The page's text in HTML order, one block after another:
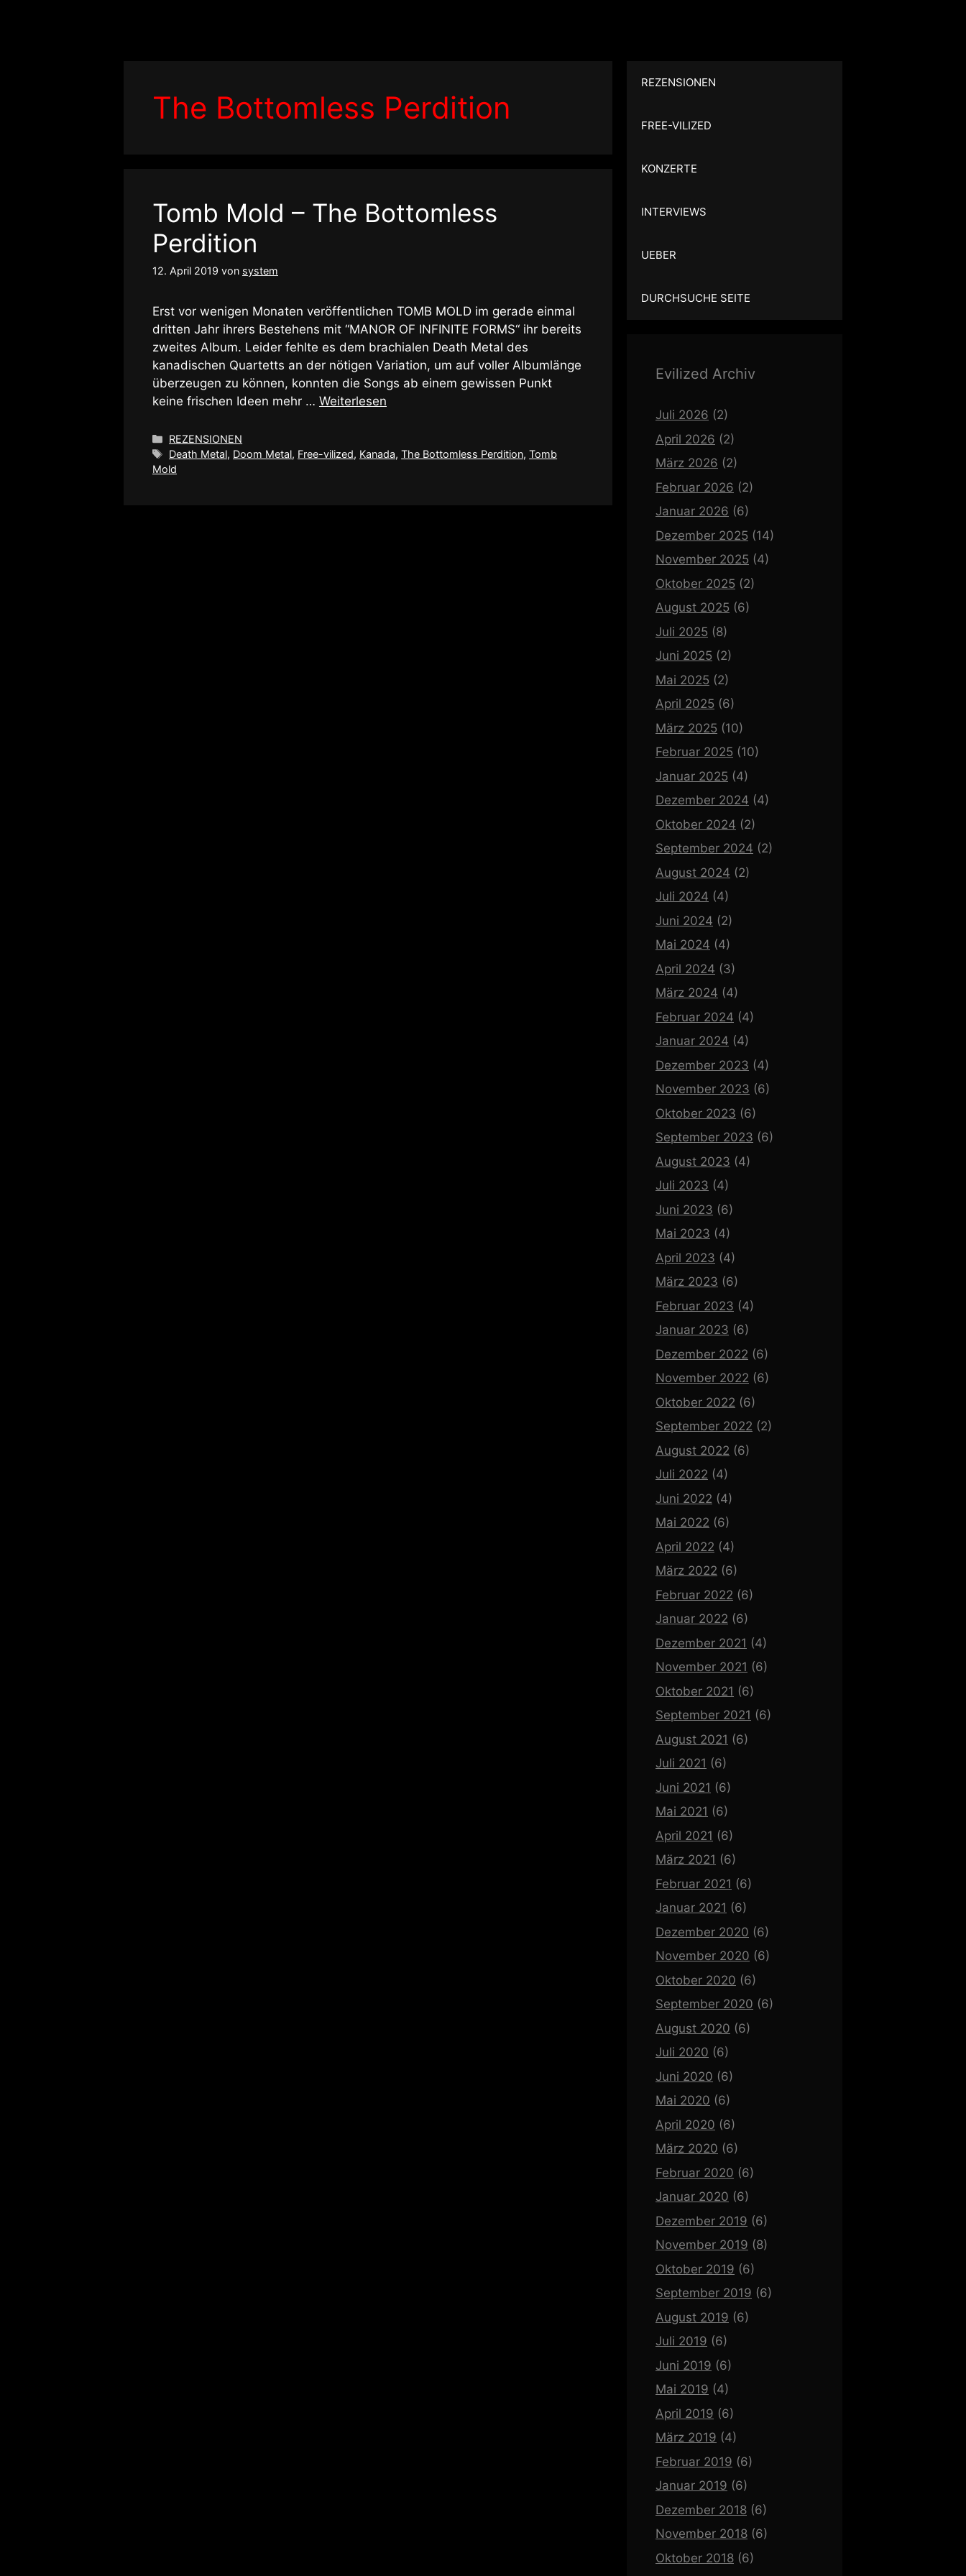
The Bottomless Perdition
Tomb Mold – The Bottomless
Perdition
12. April 2019 von system
Erst vor wenigen Monaten veröffentlichen TOMB MOLD im gerade einmal
dritten Jahr ihrers Bestehens mit “MANOR OF INFINITE FORMS“ ihr bereits
zweites Album. Leider fehlte es dem brachialen Death Metal des
kanadischen Quartetts an der nötigen Variation, um auf voller Albumlänge
überzeugen zu können, konnten die Songs ab einem gewissen Punkt
keine frischen Ideen mehr … Weiterlesen
Kategorien
REZENSIONEN
Schlagwörter
Death Metal, Doom Metal, Free-vilized, Kanada,The Bottomless Perdition,Tomb
Mold
REZENSIONEN
FREE-VILIZED
KONZERTE
INTERVIEWS
UEBER
DURCHSUCHE SEITE
Evilized Archiv
Juli 2026 (2)
April 2026 (2)
März 2026 (2)
Februar 2026 (2)
Januar 2026 (6)
Dezember 2025 (14)
November 2025 (4)
Oktober 2025 (2)
August 2025 (6)
Juli 2025 (8)
Juni 2025 (2)
Mai 2025 (2)
April 2025 (6)
März 2025 (10)
Februar 2025 (10)
Januar 2025 (4)
Dezember 2024 (4)
Oktober 2024 (2)
September 2024 (2)
August 2024 (2)
Juli 2024 (4)
Juni 2024 (2)
Mai 2024 (4)
April 2024 (3)
März 2024 (4)
Februar 2024 (4)
Januar 2024 (4)
Dezember 2023 (4)
November 2023 (6)
Oktober 2023 (6)
September 2023 (6)
August 2023 (4)
Juli 2023 (4)
Juni 2023 (6)
Mai 2023 (4)
April 2023 (4)
März 2023 (6)
Februar 2023 (4)
Januar 2023 (6)
Dezember 2022 (6)
November 2022 (6)
Oktober 2022 (6)
September 2022 (2)
August 2022 (6)
Juli 2022 (4)
Juni 2022 (4)
Mai 2022 (6)
April 2022 (4)
März 2022 (6)
Februar 2022 (6)
Januar 2022 (6)
Dezember 2021 (4)
November 2021 (6)
Oktober 2021 (6)
September 2021 (6)
August 2021 (6)
Juli 2021 (6)
Juni 2021 (6)
Mai 2021 (6)
April 2021 (6)
März 2021 (6)
Februar 2021 (6)
Januar 2021 (6)
Dezember 2020 (6)
November 2020 (6)
Oktober 2020 (6)
September 2020 (6)
August 2020 (6)
Juli 2020 (6)
Juni 2020 (6)
Mai 2020 (6)
April 2020 (6)
März 2020 (6)
Februar 2020 (6)
Januar 2020 (6)
Dezember 2019 (6)
November 2019 (8)
Oktober 2019 (6)
September 2019 (6)
August 2019 (6)
Juli 2019 (6)
Juni 2019 (6)
Mai 2019 (4)
April 2019 (6)
März 2019 (4)
Februar 2019 (6)
Januar 2019 (6)
Dezember 2018 (6)
November 2018 (6)
Oktober 2018 (6)